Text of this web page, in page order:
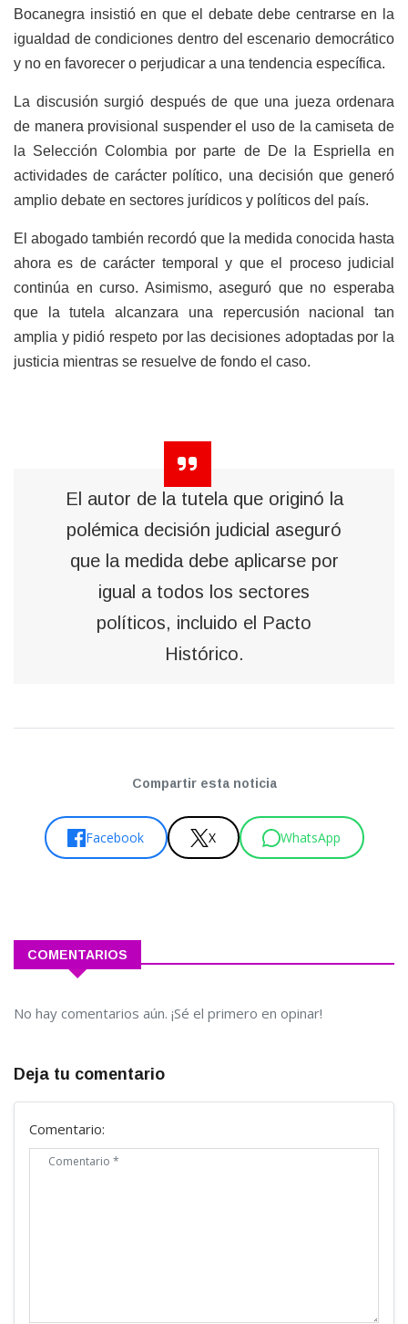
Bocanegra insistió en que el debate debe centrarse en la
igualdad de condiciones dentro del escenario democrático
y no en favorecer o perjudicar a una tendencia específica.
La discusión surgió después de que una jueza ordenara
de manera provisional suspender el uso de la camiseta de
la Selección Colombia por parte de De la Espriella en
actividades de carácter político, una decisión que generó
amplio debate en sectores jurídicos y políticos del país.
El abogado también recordó que la medida conocida hasta
ahora es de carácter temporal y que el proceso judicial
continúa en curso. Asimismo, aseguró que no esperaba
que la tutela alcanzara una repercusión nacional tan
amplia y pidió respeto por las decisiones adoptadas por la
justicia mientras se resuelve de fondo el caso.
El autor de la tutela que originó la
polémica decisión judicial aseguró
que la medida debe aplicarse por
igual a todos los sectores
políticos, incluido el Pacto
Histórico.
Compartir esta noticia
Facebook X WhatsApp
COMENTARIOS
No hay comentarios aún. ¡Sé el primero en opinar!
Deja tu comentario
Comentario: